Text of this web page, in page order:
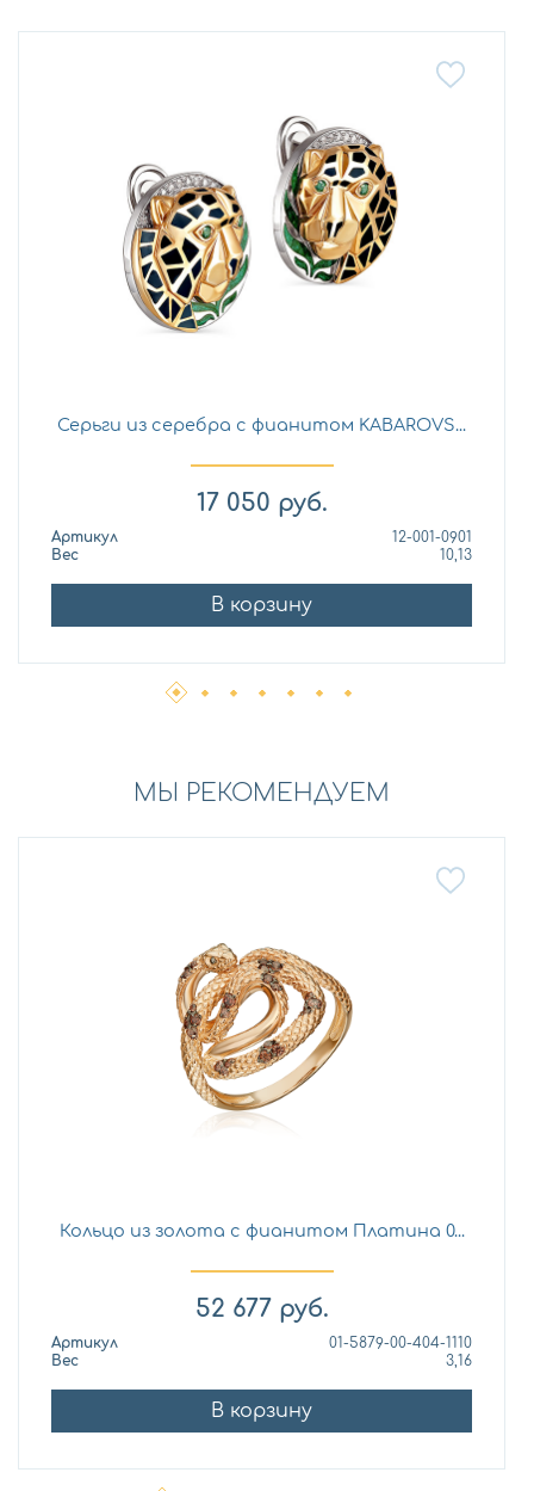
Серьги из серебра с фианитом KABAROVS...
17 050 руб.
Артикул
12-001-0901
Вес
10,13
В корзину
МЫ РЕКОМЕНДУЕМ
Кольцо из золота с фианитом Платина 0...
52 677 руб.
Артикул
01-5879-00-404-1110
Вес
3,16
В корзину